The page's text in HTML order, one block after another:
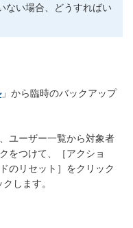
ない場合、どうすればい
」から臨時のバックアップ
ユーザー一覧から対象者
をつけて、［アクショ
のリセット］をクリック
します。